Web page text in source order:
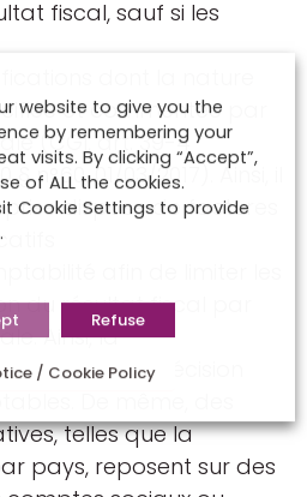
fiscal, sauf si les
et commentée par
(CGI, art. 39-4
§ n°60, 01/03/2017). Ainsi, il
dispose de factures
du résultat fiscal par
Ainsi, la
de la précision
telles que la
pays, reposent sur des
website to give you the
by remembering your
visits. By clicking “Accept”,
of ALL the cookies.
Cookie Settings to provide
Refuse
/ Cookie Policy